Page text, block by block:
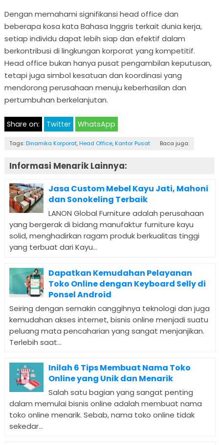
Dengan memahami signifikansi head office dan
beberapa kosa kata Bahasa Inggris terkait dunia kerja,
setiap individu dapat lebih siap dan efektif dalam
berkontribusi di lingkungan korporat yang kompetitif.
Head office bukan hanya pusat pengambilan keputusan,
tetapi juga simbol kesatuan dan koordinasi yang
mendorong perusahaan menuju keberhasilan dan
pertumbuhan berkelanjutan.
Share on: Twitter WhatsApp
Tags: Dinamika Korporat, Head Office, Kantor Pusat Baca juga:
Informasi Menarik Lainnya:
Jasa Custom Mebel Kayu Jati, Mahoni
dan Sonokeling Terbaik
LANON Global Furniture adalah perusahaan
yang bergerak di bidang manufaktur furniture kayu
solid, menghadirkan ragam produk berkualitas tinggi
yang terbuat dari Kayu...
Dapatkan Kemudahan Pelayanan
Toko Online dengan Keyboard Selly di
Ponsel Android
Seiring dengan semakin canggihnya teknologi dan juga
kemudahan akses internet, bisnis online menjadi suatu
peluang mata pencaharian yang sangat menjanjikan.
Terlebih saat...
Inilah 6 Tips Membuat Nama Toko
Online yang Unik dan Menarik
Salah satu bagian yang sangat penting
dalam memulai bisnis online adalah membuat nama
toko online menarik. Sebab, nama toko online tidak
sekedar...